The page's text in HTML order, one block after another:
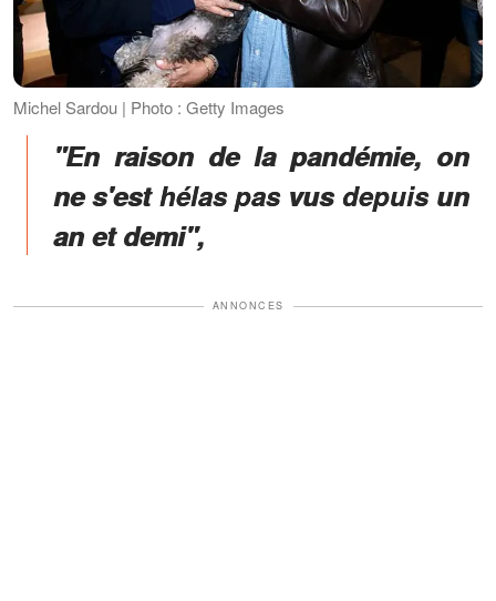
Michel Sardou | Photo : Getty Images
"En raison de la pandémie, on
ne s'est hélas pas vus depuis un
an et demi",
ANNONCES